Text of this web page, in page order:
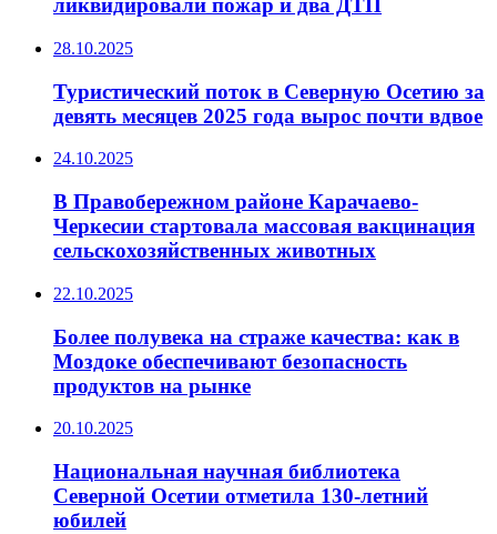
ликвидировали пожар и два ДТП
28.10.2025
Туристический поток в Северную Осетию за
девять месяцев 2025 года вырос почти вдвое
24.10.2025
В Правобережном районе Карачаево-
Черкесии стартовала массовая вакцинация
сельскохозяйственных животных
22.10.2025
Более полувека на страже качества: как в
Моздоке обеспечивают безопасность
продуктов на рынке
20.10.2025
Национальная научная библиотека
Северной Осетии отметила 130-летний
юбилей